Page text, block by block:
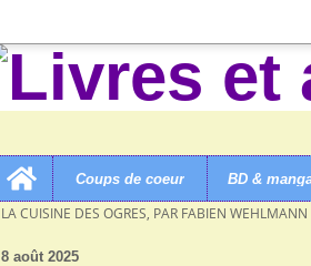
Home
Coups de coeur
BD &
LIVRES ET AUTRES MERVEILLES! > CATEGORIES >
LA CUISINE DES OGRES, PAR FABIEN
8 août 2025